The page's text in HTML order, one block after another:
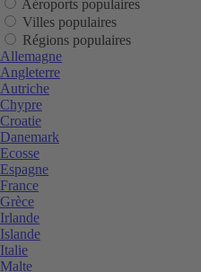
Aéroports populaires
Villes populaires
Régions populaires
Allemagne
Angleterre
Autriche
Chypre
Croatie
Danemark
Ecosse
Espagne
France
Grèce
Irlande
Islande
Italie
Malte